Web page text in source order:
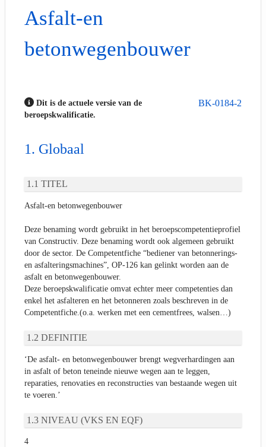
Asfalt-en
betonwegenbouwer
BK-0184-2
Dit is de actuele versie van de
beroepskwalificatie.
Globaal
TITEL
Asfalt-en betonwegenbouwer
Deze benaming wordt gebruikt in het beroepscompetentieprofiel
van Constructiv. Deze benaming wordt ook algemeen gebruikt
door de sector. De Competentfiche “bediener van betonnerings-
en asfalteringsmachines”, OP-126 kan gelinkt worden aan de
asfalt en betonwegenbouwer.
Deze beroepskwalificatie omvat echter meer competenties dan
enkel het asfalteren en het betonneren zoals beschreven in de
Competentfiche.(o.a. werken met een cementfrees, walsen…)
DEFINITIE
‘De asfalt- en betonwegenbouwer brengt wegverhardingen aan
in asfalt of beton teneinde nieuwe wegen aan te leggen,
reparaties, renovaties en reconstructies van bestaande wegen uit
te voeren.’
NIVEAU (VKS EN EQF)
4